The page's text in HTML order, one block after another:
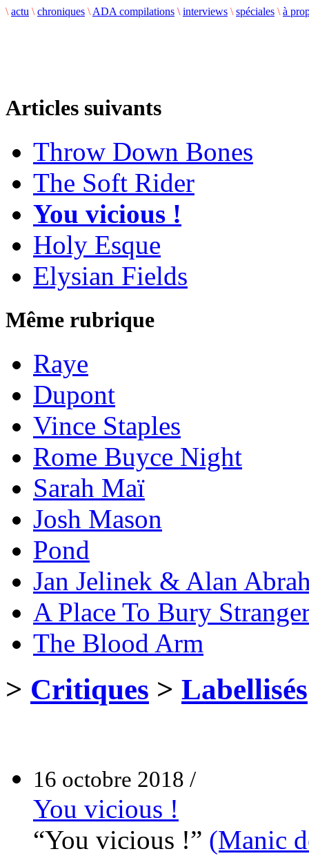
\ actu \ chroniques \ ADA compilations \ interviews \ spéciales \ à
Articles suivants
Throw Down Bones
The Soft Rider
You vicious !
Holy Esque
Elysian Fields
Même rubrique
Raye
Dupont
Vince Staples
Rome Buyce Night
Sarah Maï
Josh Mason
Pond
Jan Jelinek & Alan
A Place To Bury
The Blood Arm
> Critiques > Labellisés
16 octobre 2018 /
You vicious !
“You vicious !” (Manic